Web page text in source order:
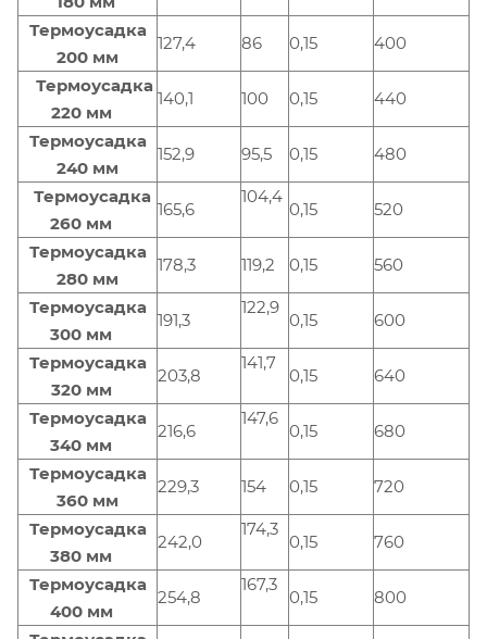
Термоусадка
200 мм
127,4 86 0,15 400
Термоусадка
220 мм
140,1 100 0,15 440
Термоусадка
240 мм
152,9 95,5 0,15 480
Термоусадка
260 мм
165,6
104,4
0,15 520
Термоусадка
280 мм
178,3 119,2 0,15 560
Термоусадка
300 мм
191,3
122,9
0,15 600
Термоусадка
320 мм
203,8
141,7
0,15 640
Термоусадка
340 мм
216,6
147,6
0,15 680
Термоусадка
360 мм
229,3 154 0,15 720
Термоусадка
380 мм
242,0
174,3
0,15 760
Термоусадка
400 мм
254,8
167,3
0,15 800